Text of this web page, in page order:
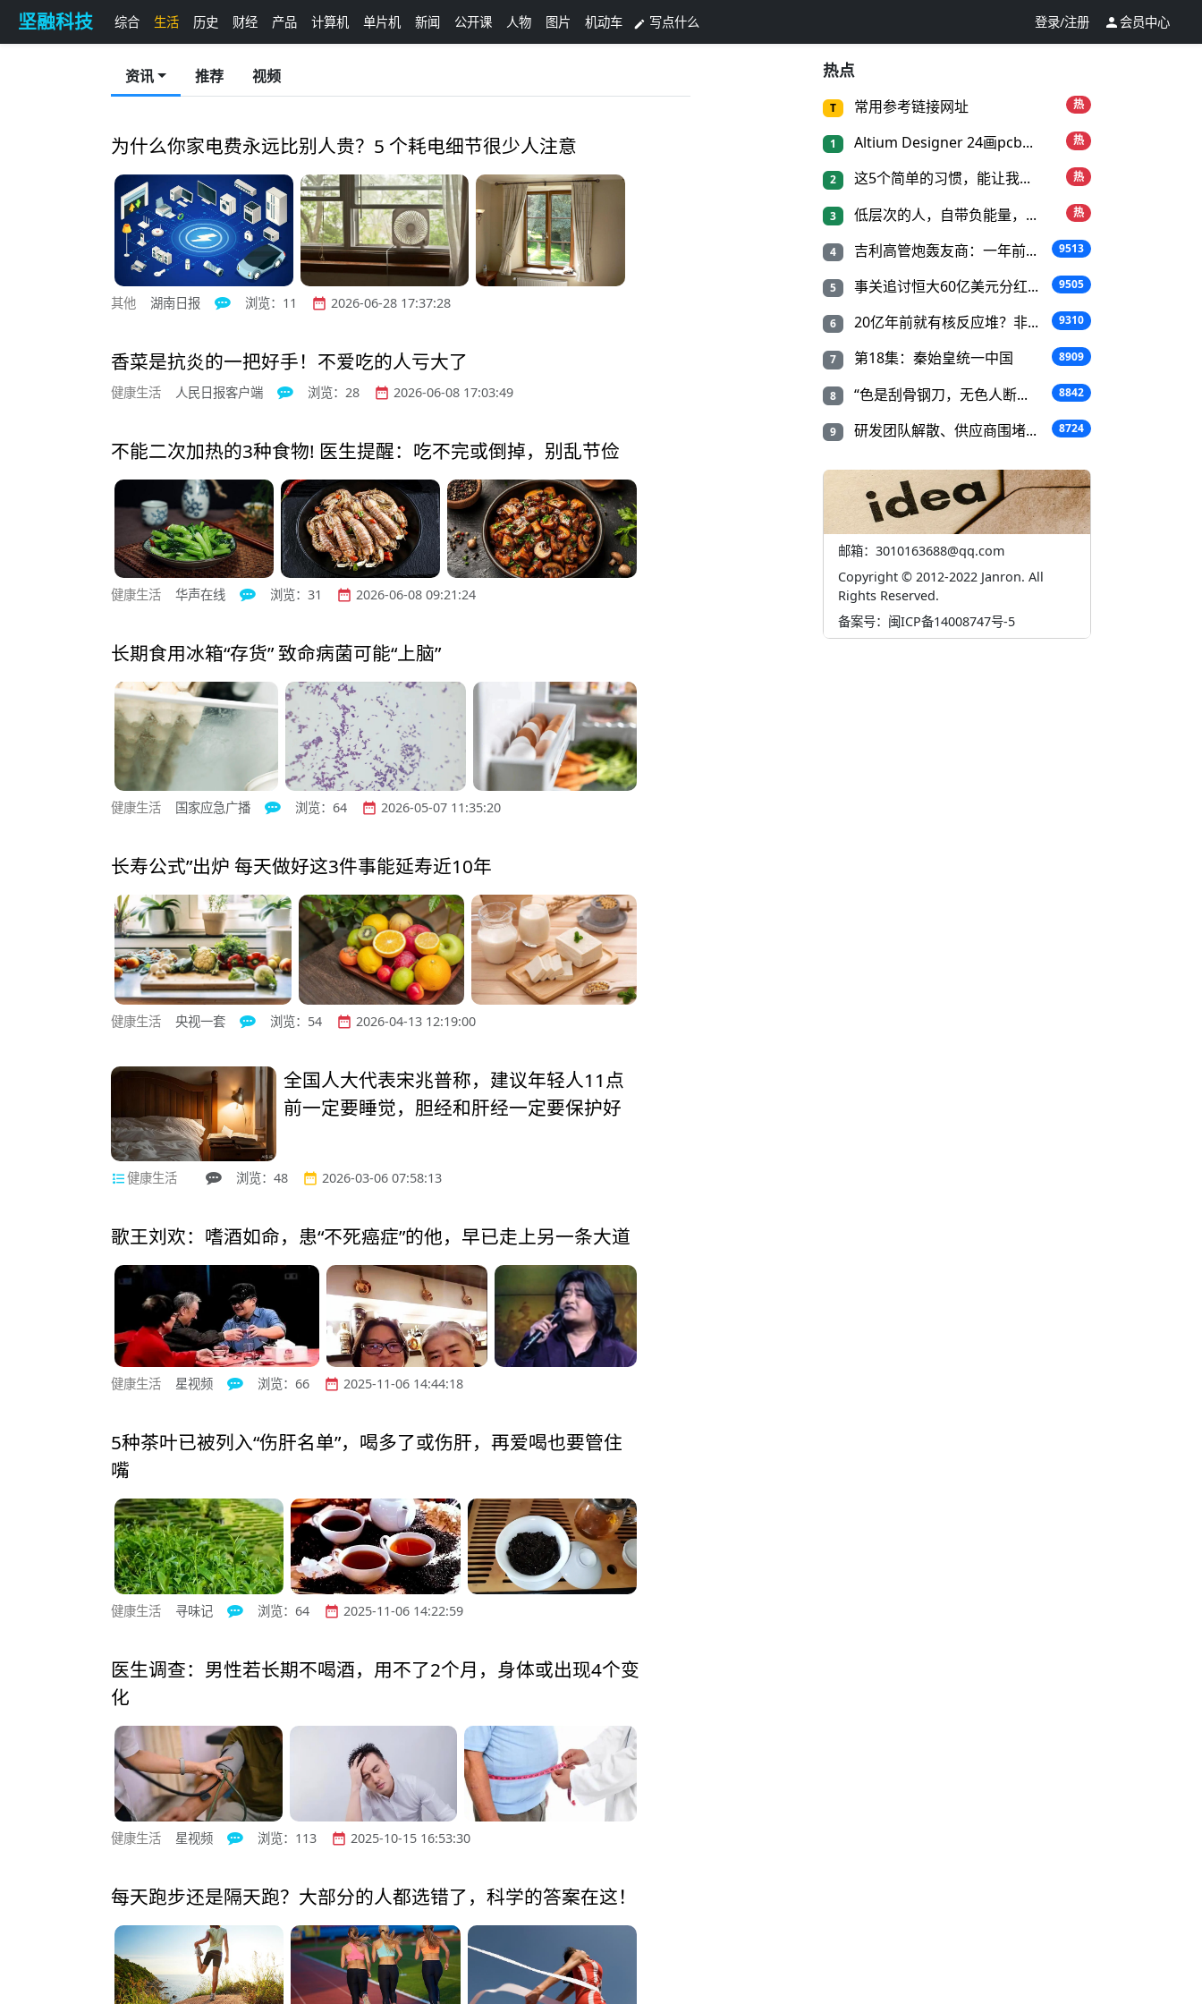
坚融科技 综合 生活 历史 财经 产品 计算机 单片机 新闻 公开课 人物 图片 机动车  写点什么 登录/注册 会员中心
资讯 推荐 视频
为什么你家电费永远比别人贵？5 个耗电细节很少人注意
其他 湖南日报  浏览：11  2026-06-28 17:37:28
香菜是抗炎的一把好手！不爱吃的人亏大了
健康生活 人民日报客户端  浏览：28  2026-06-08 17:03:49
不能二次加热的3种食物! 医生提醒：吃不完或倒掉，别乱节俭
健康生活 华声在线  浏览：31  2026-06-08 09:21:24
长期食用冰箱“存货” 致命病菌可能“上脑”
健康生活 国家应急广播  浏览：64  2026-05-07 11:35:20
长寿公式”出炉 每天做好这3件事能延寿近10年
健康生活 央视一套  浏览：54  2026-04-13 12:19:00
全国人大代表宋兆普称，建议年轻人11点
前一定要睡觉，胆经和肝经一定要保护好
健康生活  浏览：48  2026-03-06 07:58:13
歌王刘欢：嗜酒如命，患“不死癌症”的他，早已走上另一条大道
健康生活 星视频  浏览：66  2025-11-06 14:44:18
5种茶叶已被列入“伤肝名单”，喝多了或伤肝，再爱喝也要管住
嘴
健康生活 寻味记  浏览：64  2025-11-06 14:22:59
医生调查：男性若长期不喝酒，用不了2个月，身体或出现4个变
化
健康生活 星视频  浏览：113  2025-10-15 16:53:30
每天跑步还是隔天跑？大部分的人都选错了，科学的答案在这！
热点
T 常用参考链接网址 热
1 Altium Designer 24画pcb... 热
2 这5个简单的习惯，能让我... 热
3 低层次的人，自带负能量，... 热
4 吉利高管炮轰友商：一年前... 9513
5 事关追讨恒大60亿美元分红... 9505
6 20亿年前就有核反应堆？非... 9310
7 第18集：秦始皇统一中国 8909
8 “色是刮骨钢刀，无色人断... 8842
9 研发团队解散、供应商围堵... 8724
邮箱：3010163688@qq.com
Copyright © 2012-2022 Janron. All
Rights Reserved.
备案号：闽ICP备14008747号-5